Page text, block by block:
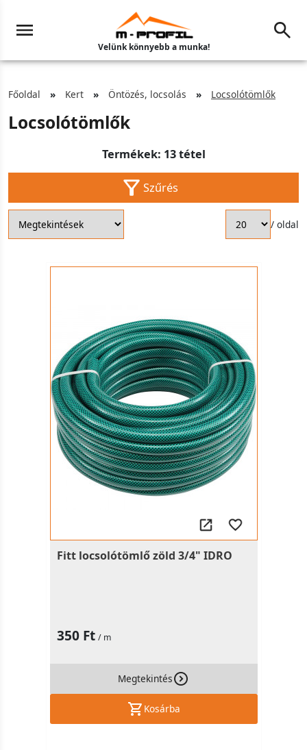
Velünk könnyebb a munka!
Főoldal Kert Öntözés, locsolás Locsolótömlők
Locsolótömlők
Termékek: 13 tétel
Szűrés
/ oldal
Fitt locsolótömlő zöld 3/4" IDRO
350 Ft / m
Megtekintés
Kosárba